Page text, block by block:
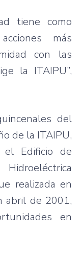
tiene como
más
con las
la ITAIPU”,
del
de la ITAIPU,
el Edificio de
realizada en
abril de 2001,
en